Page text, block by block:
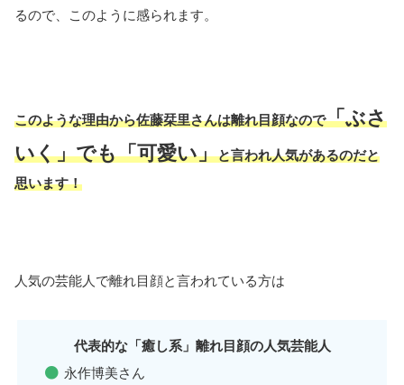
るので、このように感られます。
このような理由から佐藤栞里さんは離れ目顔なので「ぶさ
いく」でも「可愛い」と言われ人気があるのだと
思います！
人気の芸能人で離れ目顔と言われている方は
代表的な「癒し系」離れ目顔の人気芸能人
永作博美さん